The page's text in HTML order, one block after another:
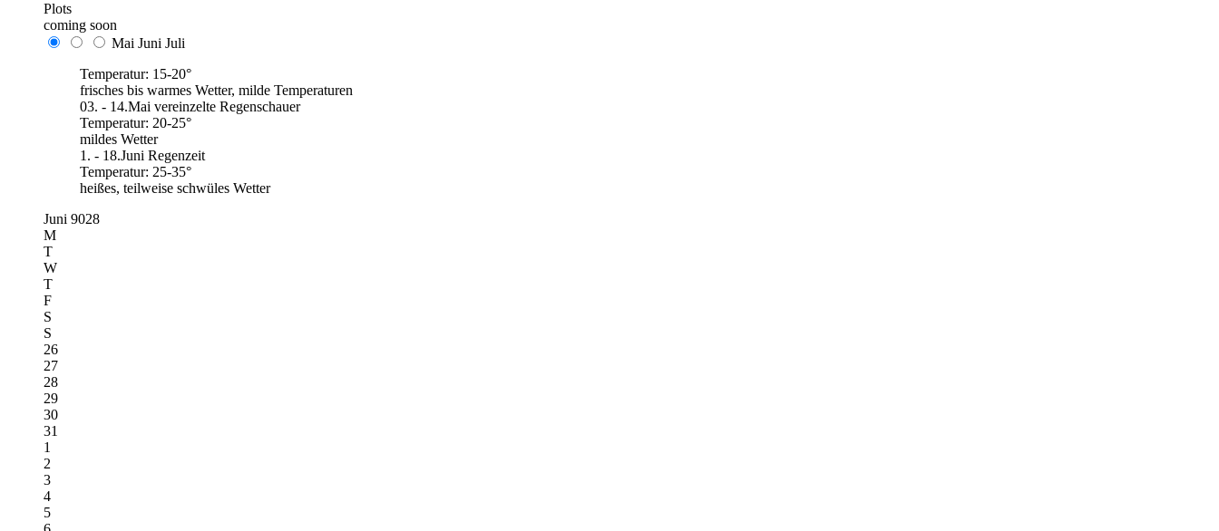
Plots
coming soon
Mai Juni Juli
Temperatur: 15-20°
frisches bis warmes Wetter, milde Temperaturen
03. - 14.Mai vereinzelte Regenschauer
Temperatur: 20-25°
mildes Wetter
1. - 18.Juni Regenzeit
Temperatur: 25-35°
heißes, teilweise schwüles Wetter
Juni 9028
M
T
W
T
F
S
S
26
27
28
29
30
31
1
2
3
4
5